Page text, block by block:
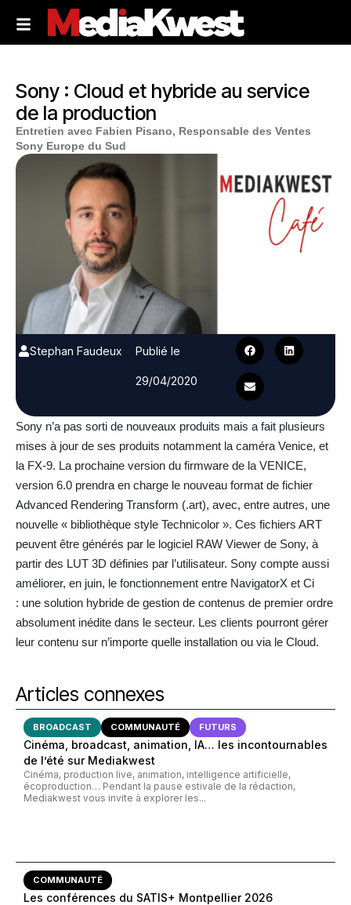
Sony : Cloud et hybride au service
de la production
Entretien avec Fabien Pisano, Responsable des Ventes
Sony Europe du Sud
Stephan Faudeux
Publié le
29/04/2020
Sony n’a pas sorti de nouveaux produits mais a fait plusieurs
mises à jour de ses produits notamment la caméra Venice, et
la FX-9. La prochaine version du firmware de la VENICE,
version 6.0 prendra en charge le nouveau format de fichier
Advanced Rendering Transform (.art), avec, entre autres, une
nouvelle « bibliothèque style Technicolor ». Ces fichiers ART
peuvent être générés par le logiciel RAW Viewer de Sony, à
partir des LUT 3D définies par l’utilisateur. Sony compte aussi
améliorer, en juin, le fonctionnement entre NavigatorX et Ci
: une solution hybride de gestion de contenus de premier ordre
absolument inédite dans le secteur. Les clients pourront gérer
leur contenu sur n’importe quelle installation ou via le Cloud.
Articles connexes
BROADCAST COMMUNAUTÉ FUTURS
Cinéma, broadcast, animation, IA… les incontournables
de l’été sur Mediakwest
Cinéma, production live, animation, intelligence artificielle,
écoproduction… Pendant la pause estivale de la rédaction,
Mediakwest vous invite à explorer les...
COMMUNAUTÉ
Les conférences du SATIS+ Montpellier 2026